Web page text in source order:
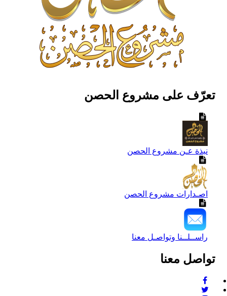
تعرّف على مشروع الحصن
نبذة عـن مشروع الحصن
اصـدارات مشروع الحصن
راســلــنا وتواصـل معنا
تواصل معنا